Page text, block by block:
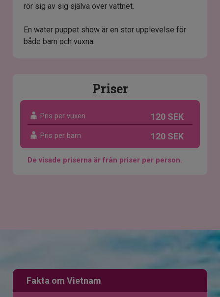
rör sig av sig själva över vattnet.
En water puppet show är en stor upplevelse för
både barn och vuxna.
Priser
Pris per vuxen 120 SEK
Pris per barn 120 SEK
De visade priserna är från priser per person.
Fakta om Vietnam